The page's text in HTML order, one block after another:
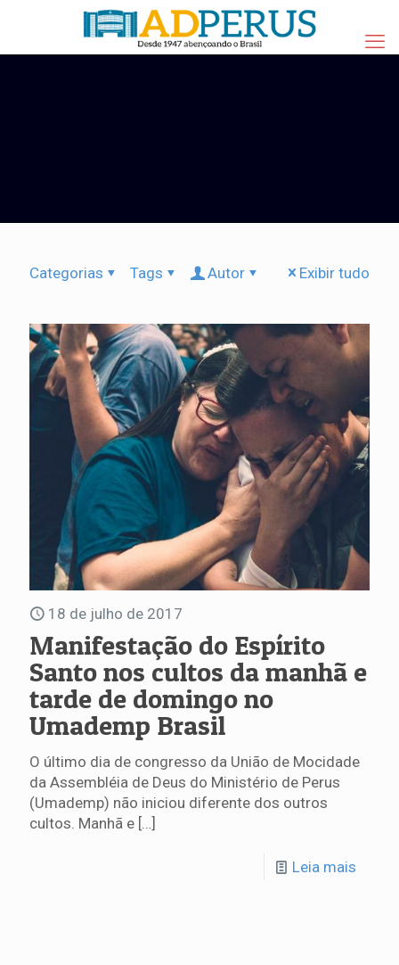
Categorias Tags Autor Exibir tudo
18 de julho de 2017
Manifestação do Espírito
Santo nos cultos da manhã e
tarde de domingo no
Umademp Brasil
O último dia de congresso da União de Mocidade
da Assembléia de Deus do Ministério de Perus
(Umademp) não iniciou diferente dos outros
cultos. Manhã e […]
Leia mais